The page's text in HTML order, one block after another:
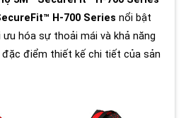
H-700 Series nổi bật
hóa sự thoải mái và khả năng
đặc điểm thiết kế chi tiết của sản